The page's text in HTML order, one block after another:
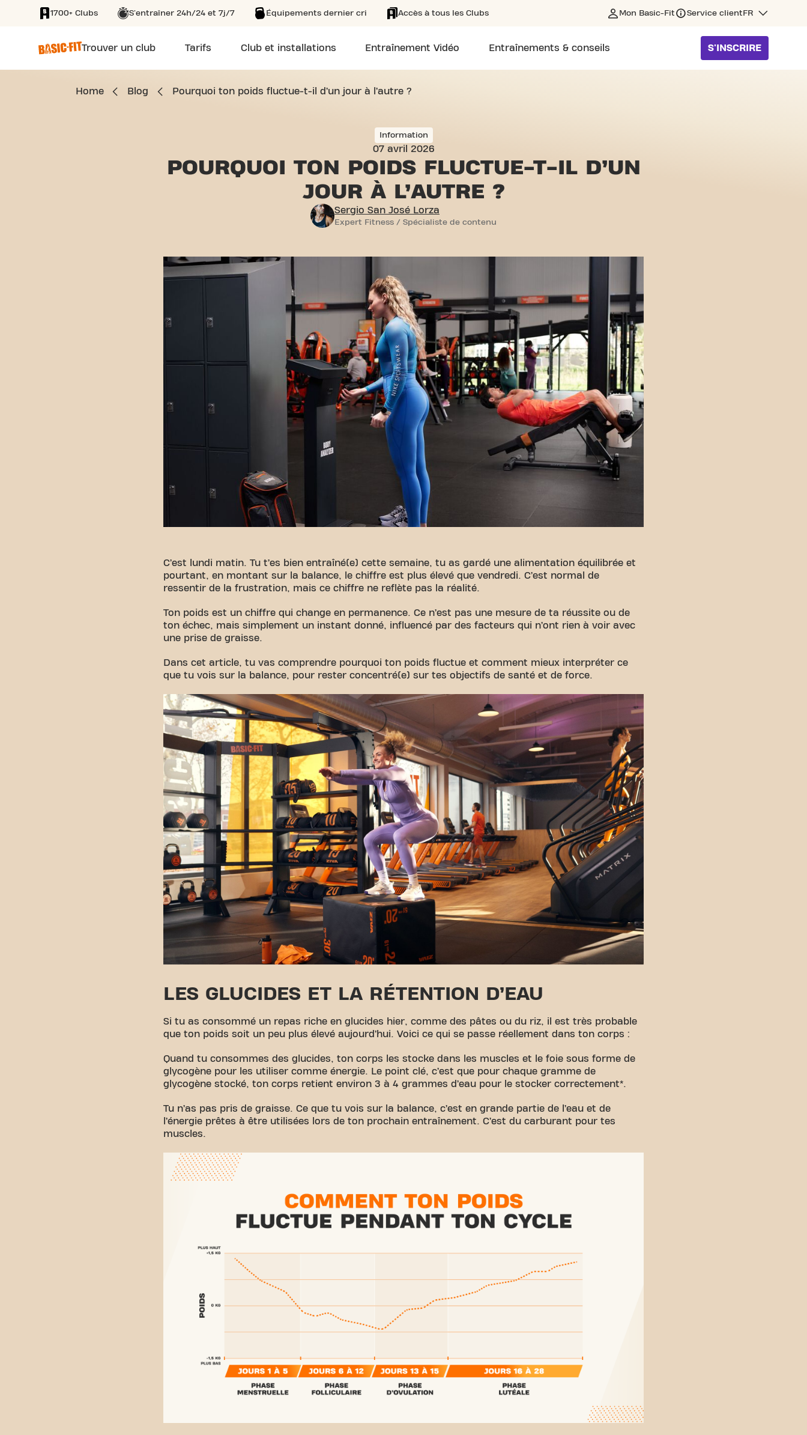
SKIP TO MAIN CONTENT
1700+ Clubs S'entraîner 24h/24 et 7j/7 Équipements dernier cri Accès à tous les Clubs Mon Basic-Fit Service client FR
Trouver un club Tarifs Club et installations Entraînement Vidéo Entraînements & conseils S'INSCRIRE
Home Blog Pourquoi ton poids fluctue-t-il d’un jour à l’autre ?
Information
07 avril 2026
POURQUOI TON POIDS FLUCTUE-T-IL D’UN
JOUR À L’AUTRE ?
Sergio San José Lorza
Expert Fitness / Spécialiste de contenu
C’est lundi matin. Tu t’es bien entraîné(e) cette semaine, tu as gardé une alimentation équilibrée et
pourtant, en montant sur la balance, le chiffre est plus élevé que vendredi. C’est normal de
ressentir de la frustration, mais ce chiffre ne reflète pas la réalité.
Ton poids est un chiffre qui change en permanence. Ce n’est pas une mesure de ta réussite ou de
ton échec, mais simplement un instant donné, influencé par des facteurs qui n’ont rien à voir avec
une prise de graisse.
Dans cet article, tu vas comprendre pourquoi ton poids fluctue et comment mieux interpréter ce
que tu vois sur la balance, pour rester concentré(e) sur tes objectifs de santé et de force.
LES GLUCIDES ET LA RÉTENTION D’EAU
Si tu as consommé un repas riche en glucides hier, comme des pâtes ou du riz, il est très probable
que ton poids soit un peu plus élevé aujourd’hui. Voici ce qui se passe réellement dans ton corps :
Quand tu consommes des glucides, ton corps les stocke dans les muscles et le foie sous forme de
glycogène pour les utiliser comme énergie. Le point clé, c’est que pour chaque gramme de
glycogène stocké, ton corps retient environ 3 à 4 grammes d’eau pour le stocker correctement*.
Tu n’as pas pris de graisse. Ce que tu vois sur la balance, c’est en grande partie de l’eau et de
l’énergie prêtes à être utilisées lors de ton prochain entraînement. C’est du carburant pour tes
muscles.